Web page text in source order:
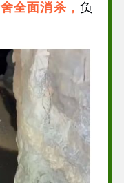
全面消杀， 负